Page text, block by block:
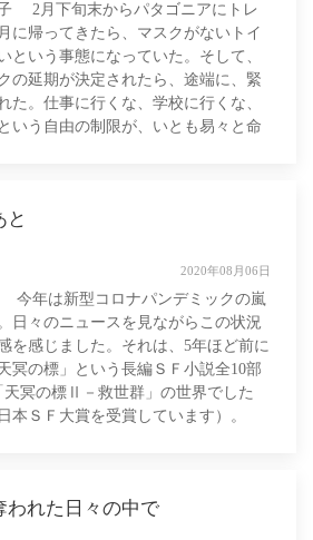
2月下旬末からパタゴニアにトレ
に帰ってきたら、マスクがないトイ
という事態になっていた。そして、
の延期が決定されたら、途端に、緊
た。仕事に行くな、学校に行くな、
いう自由の制限が、いとも易々と命
と
2020年08月06日
年は新型コロナパンデミックの嵐
日々のニュースを見ながらこの状況
を感じました。それは、5年ほど前に
冥の標」という長編ＳＦ小説全10部
天冥の標Ⅱ－救世群」の世界でした
日本ＳＦ大賞を受賞しています）。
われた日々の中で